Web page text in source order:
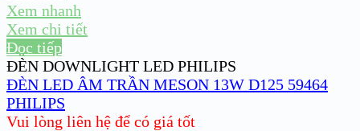
Xem nhanh
Xem chi tiết
Đọc tiếp
ĐÈN DOWNLIGHT LED PHILIPS
ĐÈN LED ÂM TRẦN MESON 13W D125 59464
PHILIPS
Vui lòng liên hệ để có giá tốt